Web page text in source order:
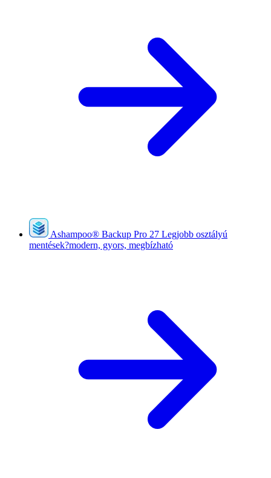
Ashampoo® Backup Pro 27 Legjobb osztályú
mentések?modern, gyors, megbízható